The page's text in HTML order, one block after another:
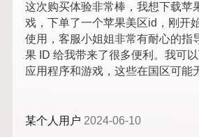
这次购买体验非常棒，我想下载苹
戏，下单了一个苹果美区id，刚开
使用，客服小姐姐非常有耐心的指
果 ID 给我带来了很多便利。我可
应用程序和游戏，这些在国区可能
某个人用户 2024-06-10